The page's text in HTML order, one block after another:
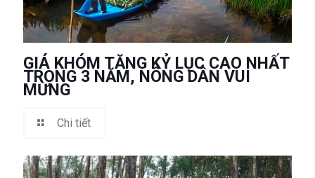
GIÁ KHÓM TĂNG KỶ LỤC CAO NHẤT
TRONG 3 NĂM, NÔNG DÂN VUI
MỪNG
Chi tiết